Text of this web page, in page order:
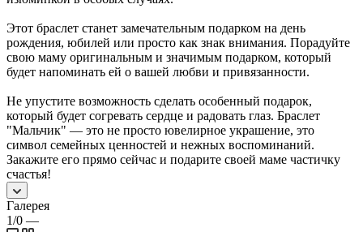
Этот браслет станет замечательным подарком на день
рождения, юбилей или просто как знак внимания. Порадуйте
свою маму оригинальным и значимым подарком, который
будет напоминать ей о вашей любви и привязанности.
Не упустите возможность сделать особенный подарок,
который будет согревать сердце и радовать глаз. Браслет
"Мальчик" — это не просто ювелирное украшение, это
символ семейных ценностей и нежных воспоминаний.
Закажите его прямо сейчас и подарите своей маме частичку
счастья!
Галерея
1/0 —